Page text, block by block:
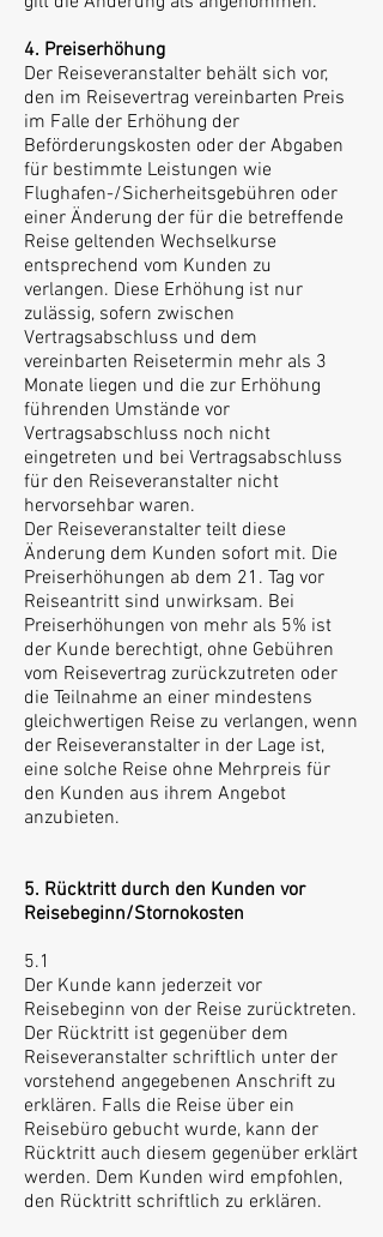
4. Preiserhöhung
Der Reiseveranstalter behält sich vor,
den im Reisevertrag vereinbarten Preis
im Falle der Erhöhung der
Beförderungskosten oder der Abgaben
für bestimmte Leistungen wie
Flughafen-/Sicherheitsgebühren oder
einer Änderung der für die betreffende
Reise geltenden Wechselkurse
entsprechend vom Kunden zu
verlangen. Diese Erhöhung ist nur
zulässig, sofern zwischen
Vertragsabschluss und dem
vereinbarten Reisetermin mehr als 3
Monate liegen und die zur Erhöhung
führenden Umstände vor
Vertragsabschluss noch nicht
eingetreten und bei Vertragsabschluss
für den Reiseveranstalter nicht
hervorsehbar waren.
Der Reiseveranstalter teilt diese
Änderung dem Kunden sofort mit. Die
Preiserhöhungen ab dem 21. Tag vor
Reiseantritt sind unwirksam. Bei
Preiserhöhungen von mehr als 5% ist
der Kunde berechtigt, ohne Gebühren
vom Reisevertrag zurückzutreten oder
die Teilnahme an einer mindestens
gleichwertigen Reise zu verlangen, wenn
der Reiseveranstalter in der Lage ist,
eine solche Reise ohne Mehrpreis für
den Kunden aus ihrem Angebot
anzubieten.
5. Rücktritt durch den Kunden vor
Reisebeginn/Stornokosten
5.1
Der Kunde kann jederzeit vor
Reisebeginn von der Reise zurücktreten.
Der Rücktritt ist gegenüber dem
Reiseveranstalter schriftlich unter der
vorstehend angegebenen Anschrift zu
erklären. Falls die Reise über ein
Reisebüro gebucht wurde, kann der
Rücktritt auch diesem gegenüber erklärt
werden. Dem Kunden wird empfohlen,
den Rücktritt schriftlich zu erklären.